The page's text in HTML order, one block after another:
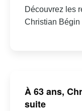
Découvrez les
Christian Bégin
À 63 ans,
suite